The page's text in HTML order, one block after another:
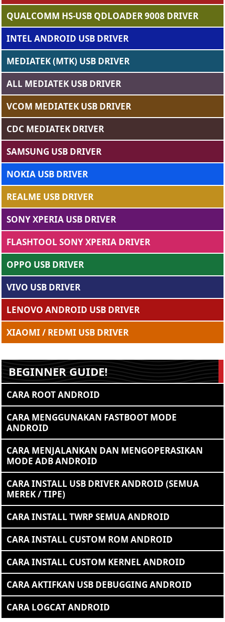
QUALCOMM HS-USB QDLOADER 9008 DRIVER
INTEL ANDROID USB DRIVER
MEDIATEK (MTK) USB DRIVER
ALL MEDIATEK USB DRIVER
VCOM MEDIATEK USB DRIVER
CDC MEDIATEK DRIVER
SAMSUNG USB DRIVER
NOKIA USB DRIVER
REALME USB DRIVER
SONY XPERIA USB DRIVER
FLASHTOOL SONY XPERIA DRIVER
OPPO USB DRIVER
VIVO USB DRIVER
LENOVO ANDROID USB DRIVER
XIAOMI / REDMI USB DRIVER
BEGINNER GUIDE!
CARA ROOT ANDROID
CARA MENGGUNAKAN FASTBOOT MODE
ANDROID
CARA MENJALANKAN DAN MENGOPERASIKAN
MODE ADB ANDROID
CARA INSTALL USB DRIVER ANDROID (SEMUA
MEREK / TIPE)
CARA INSTALL TWRP SEMUA ANDROID
CARA INSTALL CUSTOM ROM ANDROID
CARA INSTALL CUSTOM KERNEL ANDROID
CARA AKTIFKAN USB DEBUGGING ANDROID
CARA LOGCAT ANDROID